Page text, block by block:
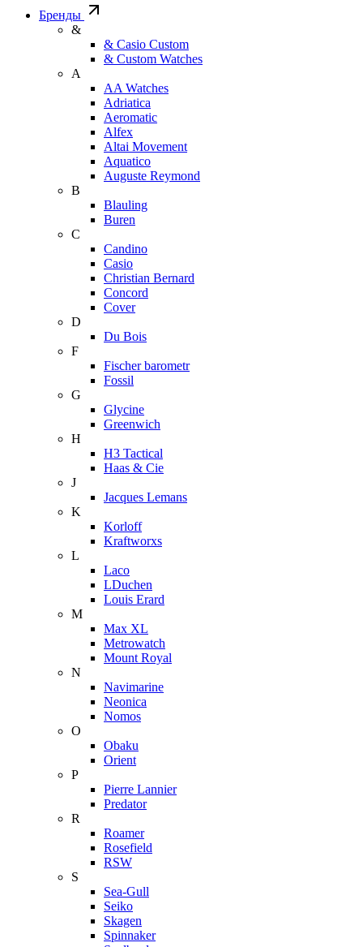
Бренды
&
& Casio Custom
& Custom Watches
A
AA Watches
Adriatica
Aeromatic
Alfex
Altai Movement
Aquatico
Auguste Reymond
B
Blauling
Buren
C
Candino
Casio
Christian Bernard
Concord
Cover
D
Du Bois
F
Fischer barometr
Fossil
G
Glycine
Greenwich
H
H3 Tactical
Haas & Cie
J
Jacques Lemans
K
Korloff
Kraftworxs
L
Laco
LDuchen
Louis Erard
M
Max XL
Metrowatch
Mount Royal
N
Navimarine
Neonica
Nomos
O
Obaku
Orient
P
Pierre Lannier
Predator
R
Roamer
Rosefield
RSW
S
Sea-Gull
Seiko
Skagen
Spinnaker